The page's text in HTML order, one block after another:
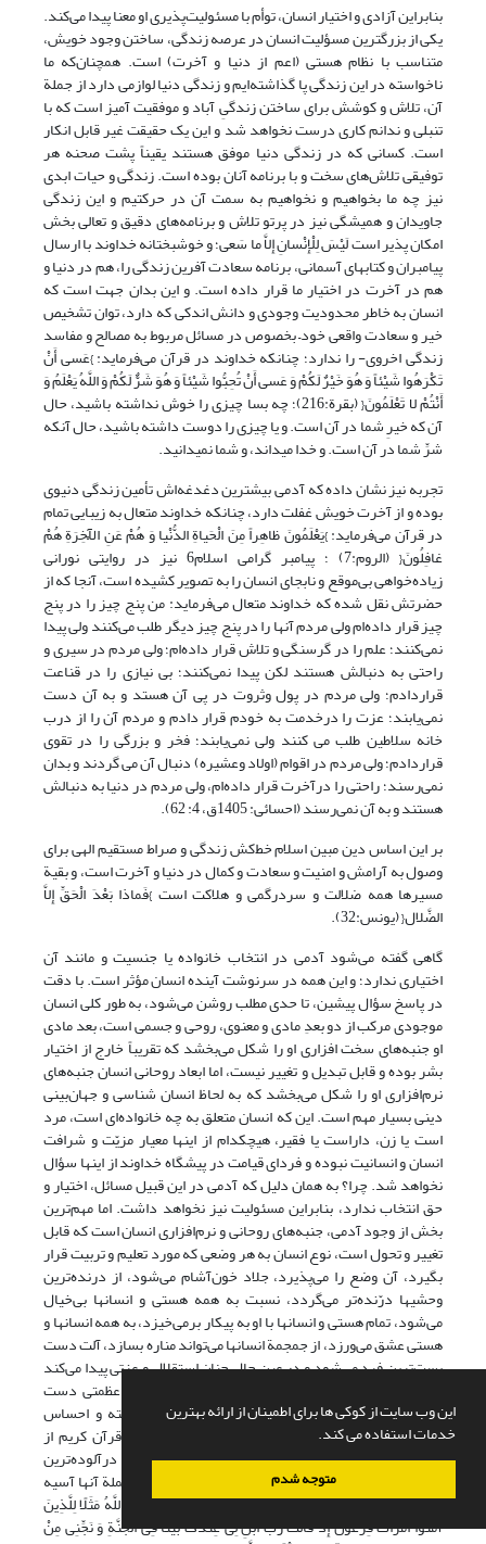
این وب سایت از کوکی ها برای اطمینان از ارائه بهترین
خدمات استفاده می کند.
متوجه شدم
بنابراین آزادی و اختیار انسان، توأم با مسئولیت‌پذیری او معنا پیدا می‌کند.
یکی از بزرگترین مسؤلیت‌ انسان در عرصه زندگی، ساختن وجود خویش،
متناسب با نظام هستی (اعم از دنیا و آخرت) است. همچنان‌که ما
ناخواسته در این زندگی پا گذاشته‌ایم و زندگی دنیا لوازمی دارد از جملة
آن، تلاش و کوشش برای ساختن زندگیِ آباد و موفقیت آمیز است که با
تنبلی و ندانم کاری درست نخواهد شد و این یک حقیقت غیر قابل انکار
است. کسانی که در زندگی دنیا موفق هستند یقیناً پشت صحنه هر
توفیقی تلاش‌های سخت و با برنامه آنان بوده است. زندگی و حیات ابدی
نیز چه ما بخواهیم و نخواهیم به سمت آن در حرکتیم و این زندگی
جاویدان و همیشگی نیز در پرتو تلاش و برنامه‌های دقیق و تعالی بخش
امکان پذیر است لَیْسَ لِلْإِنْسانِ إِلاَّ ما سَعى؛ و خوشبختانه خداوند با ارسال
پیامبران و کتابهای آسمانی، برنامه سعادت آفرین زندگی را، هم در دنیا و
هم در آخرت در اختیار ما قرار داده است. و این بدان جهت است که
انسان به خاطر محدودیت وجودی و دانش اندکی که دارد، توان تشخیص
خیر و سعادت واقعی خود– بخصوص در مسائل مربوط به مصالح و مفاسد
زندگی اخروی- را ندارد؛ چنانکه خداوند در قرآن می‌فرماید: }عَسى‏ أَنْ
تَکْرَهُوا شَیْئاً وَ هُوَ خَیْرٌ لَکُمْ وَ عَسى‏ أَنْ تُحِبُّوا شَیْئاً وَ هُوَ شَرٌّ لَکُمْ وَ اللَّهُ یَعْلَمُ وَ
أَنْتُمْ لا تَعْلَمُونَ{ (بقرة:216)؛ چه بسا چیزى را خوش نداشته باشید، حال
آن که خیرِ شما در آن است. و یا چیزى را دوست داشته باشید، حال آنکه
شرِّ شما در آن است. و خدا مى‏داند، و شما نمى‏دانید.
تجربه نیز نشان داده که آدمی بیشترین دغدغه‌اش تأمین زندگی دنیوی
بوده و از آخرت خویش غفلت دارد، چنانکه خداوند متعال به زیبایی تمام
در قرآن می‌فرماید: }یَعْلَمُونَ ظاهِراً مِنَ الْحَیاةِ الدُّنْیا وَ هُمْ عَنِ الْآخِرَةِ هُمْ
غافِلُونَ{ (الروم:7) ؛ پیامبر گرامی اسلام6 نیز در روایتی نورانی
زیاده‌خواهی بی‌موقع و نابجای انسان را به تصویر کشیده است، آنجا که از
حضرتش نقل شده که خداوند متعال می‌فرماید: من پنج چیز را در پنج
چیز قرار داده‌ام ولی مردم آنها را در پنج چیز دیگر طلب می‌کنند ولی پیدا
نمی‌کنند؛ علم را در گرسنگی و تلاش قرار داده‌ام؛ ولی مردم در سیری و
راحتی به دنبالش هستند لکن پیدا نمی‌کنند؛ بی نیازی را در قناعت
قراردادم؛ ولی مردم در پول وثروت در پی آن هستد و به آن دست
نمی‌یابند؛ عزت را درخدمت به خودم قرار دادم و مردم آن را از درب
خانه سلاطین طلب می کنند ولی نمی‌یابند؛ فخر و بزرگی را در تقوی
قراردادم؛ ولی مردم در اقوام (اولاد وعشیره) دنبال آن می گردند و بدان
نمی‌رسند؛ راحتی را درآخرت قرار داده‌ام، ولی مردم در دنیا به دنبالش
هستند و به آن نمی‌رسند (احسائی: 1405ق، 4: 62).
بر این اساس دین مبین اسلام خط‌کش زندگی و صراط مستقیم الهی برای
وصول به آرامش و امنیت و سعادت و کمال در دنیا و آخرت است، و بقیة
مسیرها همه ضلالت و سردرگمی و هلاکت است }فَماذا بَعْدَ الْحَقِّ إِلاَّ
الضَّلال{ (یونس:32).
گاهی گفته می‌شود آدمی در انتخاب خانواده یا جنسیت و مانند آن
اختیاری ندارد؛ و این همه در سرنوشت آینده انسان مؤثر است. با دقت
در پاسخ سؤال پیشین، تا حدی مطلب روشن می‌شود، به طور کلی انسان
موجودی مرکب از دو بعدِ مادی و معنوی، روحی و جسمی است، بعد مادی
او جنبه‌های سخت افزاری او را شکل می‌بخشد که تقریباً خارج از اختیار
بشر بوده و قابل تبدیل و تغییر نیست، اما ابعاد روحانی انسان جنبه‌های
نرم‌افزاری او را شکل می‌بخشد که به لحاظ انسان شناسی و جهان‌بینی
دینی بسیار مهم است. این که انسان متعلق به چه خانواده‌ای است، مرد
است یا زن، داراست یا فقیر، هیچکدام از اینها معیار مزیّت و شرافت
انسان و انسانیت نبوده و فردای قیامت در پیشگاه خداوند از اینها سؤال
نخواهد شد. چرا؟ به همان دلیل که آدمی در این قبیل مسائل، اختیار و
حق انتخاب ندارد، بنابراین مسئولیت نیز نخواهد داشت. اما مهم‌ترین
بخش از وجود آدمی، جنبه‌های روحانی و نرم‌افزاری انسان است که قابل
تغییر و تحول است، نوع انسان به هر وضعی که مورد تعلیم و تربیت قرار
بگیرد، آن وضع را می‌پذیرد، جلاد خون‌آشام می‌شود، از درنده‌ترین
وحشیها درّنده‌تر می‌گردد، نسبت به همه هستی و انسانها بی‌خیال
می‌شود، تمام هستی و انسانها با او به پیکار برمی‌خیزد، به همه انسانها و
هستی عشق می‌ورزد، از جمجمة انسانها می‌تواند مناره بسازد، آلت دست
پست‌ترین فرد می‌شود و در عین حال چنان استقلال و عزتی پیدا می‌کند
که از هر چه رنگ تعلق بگیرد آزاد می‌شود و به چنان عظمتی دست
می‌یابد که جهان هستی در گوشه‌ای از دلش جای گرفته و احساس
سنگینی نمی‌کند! (جعفری: 1375ش، 146) خداوند در قرآن کریم از
کسانی یاد کرده است که در سخت‌ترین شرایط زندگی و درآلوده‌ترین
محیط، به مرتبه عظیمی از ایمان و تقوا دست یافته‌اند، از جملة آنها آسیه
همسر فرعون است که در موردش آمده است: }وَ ضَرَبَ اللَّهُ مَثَلًا لِلَّذِینَ
آمَنُوا امْرَأَتَ فِرْعَوْنَ إِذْ قالَتْ رَبِّ ابْنِ لِی عِنْدَکَ بَیْتاً فِی الْجَنَّةِ وَ نَجِّنِی مِنْ